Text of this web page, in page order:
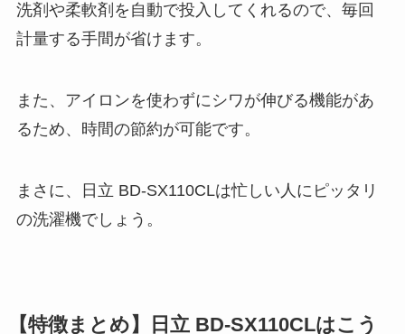
洗剤や柔軟剤を自動で投入してくれるので、毎回
計量する手間が省けます。
また、アイロンを使わずにシワが伸びる機能があ
るため、時間の節約が可能です。
まさに、日立 BD-SX110CLは忙しい人にピッタリ
の洗濯機でしょう。
【特徴まとめ】日立 BD-SX110CLはこう